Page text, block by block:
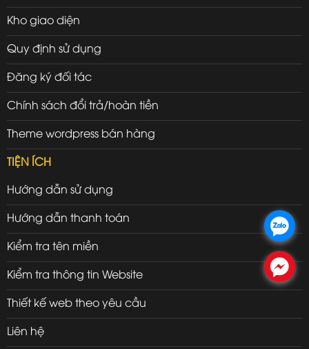
Kho giao diện
Quy định sử dụng
Đăng ký đối tác
Chính sách đổi trả/hoàn tiền
Theme wordpress bán hàng
TIỆN ÍCH
Hướng dẫn sử dụng
Hướng dẫn thanh toán
Kiểm tra tên miền
Kiểm tra thông tin Website
Thiết kế web theo yêu cầu
Liên hệ
.
.